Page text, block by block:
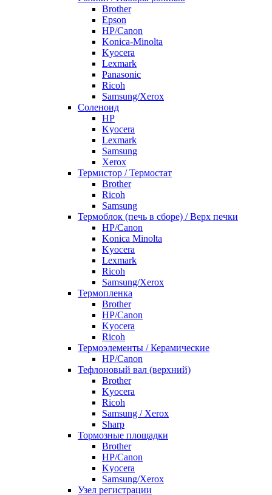
Brother
Epson
HP/Canon
Konica-Minolta
Kyocera
Lexmark
Panasonic
Ricoh
Samsung/Xerox
Соленоид
HP
Kyocera
Lexmark
Samsung
Xerox
Термистор / Термостат
Brother
Ricoh
Samsung
Термоблок (печь в сборе) / Верх печки
HP/Canon
Konica Minolta
Kyocera
Lexmark
Ricoh
Samsung/Xerox
Термопленка
Brother
HP/Canon
Kyocera
Ricoh
Термоэлементы / Керамические
HP/Canon
Тефлоновый вал (верхний)
Brother
Kyocera
Ricoh
Samsung / Xerox
Sharp
Тормозные площадки
Brother
HP/Canon
Kyocera
Samsung/Xerox
Узел регистрации